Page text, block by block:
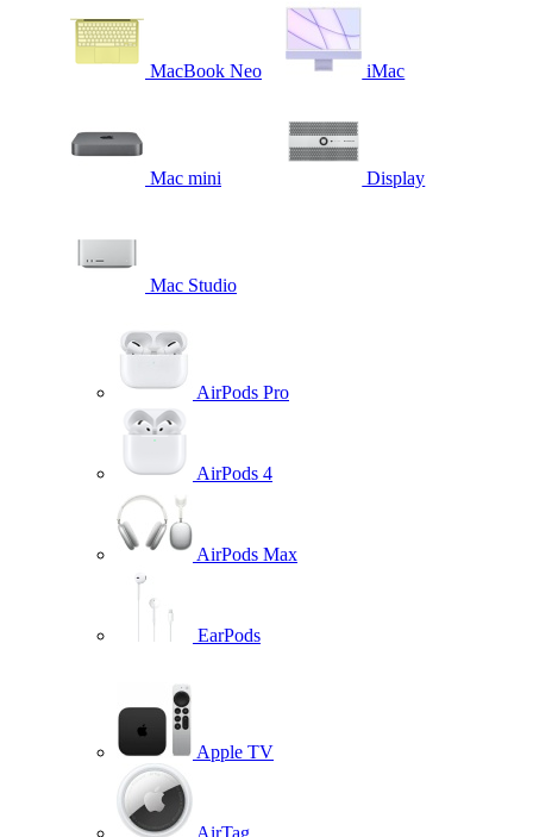
MacBook Neo iMac
Mac mini Display
Mac Studio
AirPods Pro
AirPods 4
AirPods Max
EarPods
Apple TV